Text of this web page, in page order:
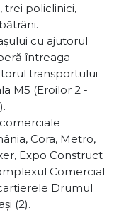
trei policlinici,
cu ajutorul
întreaga
transportului
M5 (Eroilor 2 -
Cora, Metro,
Expo Construct
Comercial
Drumul
(2).